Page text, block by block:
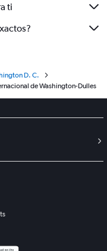
ti
D. C.
de Washington-Dulles